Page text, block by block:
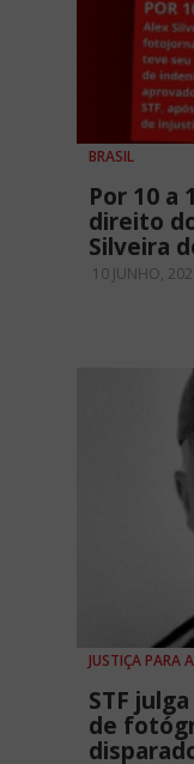
BRASIL
Por 10 a
direito
Silveira
10 JUNHO,
JUSTIÇA PARA
STF
de